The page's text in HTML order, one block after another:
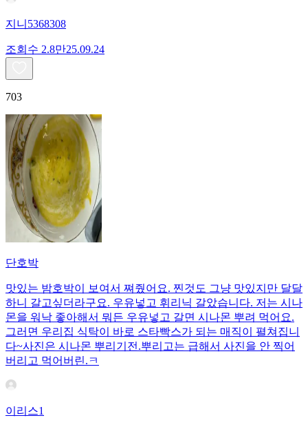
지니5368308
조회수 2.8만25.09.24
703
단호박
맛있는 밤호박이 보여서 쪄줬어요. 찐것도 그냥 맛있지만 달달
하니 갈고싶더라구요. 우유넣고 휘리닉 갈았습니다. 저는 시나
몬을 워낙 좋아해서 뭐든 우유넣고 갈면 시나몬 뿌려 먹어요.
그러면 우리집 식탁이 바로 스타빡스가 되는 매직이 펼쳐집니
다~사진은 시나몬 뿌리기전.뿌리고는 급해서 사진을 안 찍어
버리고 먹어버린.ㅋ
이리스1